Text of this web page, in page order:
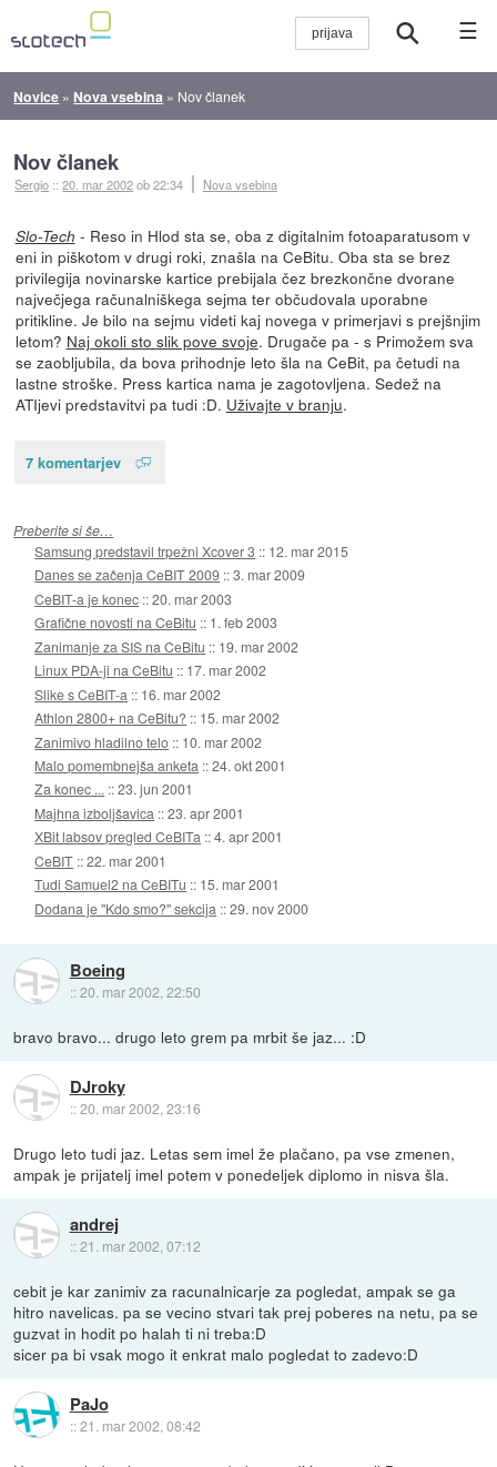
☰
Novice » Nova vsebina » Nov članek
Nov članek
Sergio ::20. mar 2002ob 22:34 Nova vsebina
Slo-Tech - Reso in Hlod sta se, oba z digitalnim fotoaparatusom v
eni in piškotom v drugi roki, znašla na CeBitu. Oba sta se brez
privilegija novinarske kartice prebijala čez brezkončne dvorane
največjega računalniškega sejma ter občudovala uporabne
pritikline. Je bilo na sejmu videti kaj novega v primerjavi s prejšnjim
letom? Naj okoli sto slik pove svoje. Drugače pa - s Primožem sva
se zaobljubila, da bova prihodnje leto šla na CeBit, pa četudi na
lastne stroške. Press kartica nama je zagotovljena. Sedež na
ATIjevi predstavitvi pa tudi :D. Uživajte v branju.
7 komentarjev
Preberite si še…
Samsung predstavil trpežni Xcover 3 :: 12. mar 2015
Danes se začenja CeBIT 2009 ::3. mar 2009
CeBIT-a je konec ::20. mar 2003
Grafične novosti na CeBitu :: 1. feb 2003
Zanimanje za SIS na CeBitu :: 19. mar 2002
Linux PDA-ji na CeBitu :: 17. mar 2002
Slike s CeBIT-a :: 16. mar 2002
Athlon 2800+ na CeBitu? :: 15. mar 2002
Zanimivo hladilno telo :: 10. mar 2002
Malo pomembnejša anketa ::24. okt 2001
Za konec ... ::23. jun 2001
Majhna izboljšavica ::23. apr 2001
XBit labsov pregled CeBITa ::4. apr 2001
CeBIT ::22. mar 2001
Tudi Samuel2 na CeBITu :: 15. mar 2001
Dodana je "Kdo smo?" sekcija ::29. nov 2000
Boeing
::20. mar 2002, 22:50
bravo bravo... drugo leto grem pa mrbit še jaz... :D
DJroky
::20. mar 2002, 23:16
Drugo leto tudi jaz. Letas sem imel že plačano, pa vse zmenen,
ampak je prijatelj imel potem v ponedeljek diplomo in nisva šla.
andrej
::21. mar 2002, 07:12
cebit je kar zanimiv za racunalnicarje za pogledat, ampak se ga
hitro navelicas. pa se vecino stvari tak prej poberes na netu, pa se
guzvat in hodit po halah ti ni treba:D
sicer pa bi vsak mogo it enkrat malo pogledat to zadevo:D
PaJo
::21. mar 2002, 08:42